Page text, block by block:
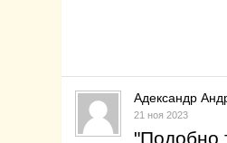
Адександр
21 ноя 2023
"Подобно